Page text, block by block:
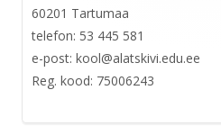
60201 Tartumaa
telefon: 53 445 581
e-post: kool@alatskivi.edu.ee
Reg. kood: 75006243